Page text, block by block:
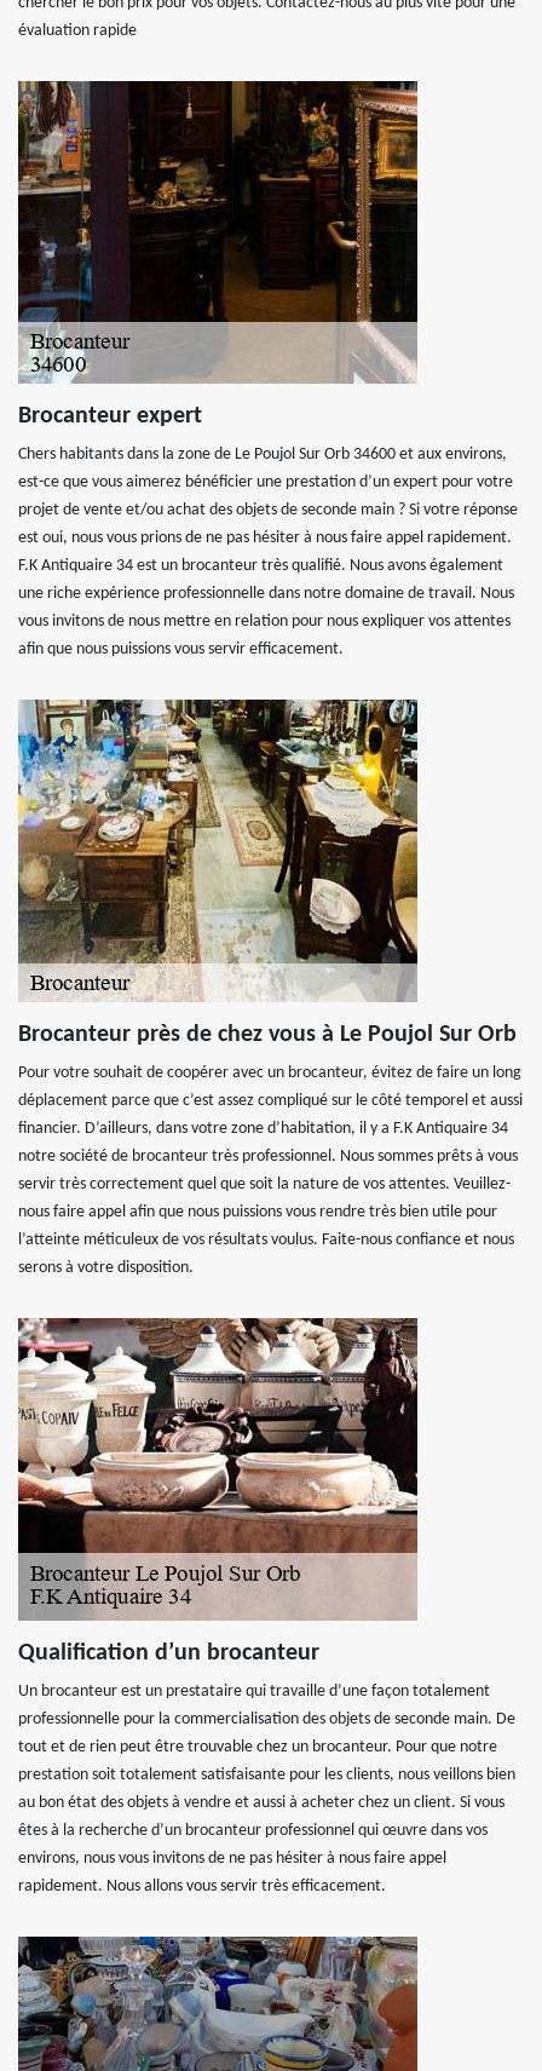
évaluation rapide
Brocanteur expert
Chers habitants dans la zone de Le Poujol Sur Orb 34600 et aux environs,
est-ce que vous aimerez bénéficier une prestation d’un expert pour votre
projet de vente et/ou achat des objets de seconde main ? Si votre réponse
est oui, nous vous prions de ne pas hésiter à nous faire appel rapidement.
F.K Antiquaire 34 est un brocanteur très qualifié. Nous avons également
une riche expérience professionnelle dans notre domaine de travail. Nous
vous invitons de nous mettre en relation pour nous expliquer vos attentes
afin que nous puissions vous servir efficacement.
Brocanteur près de chez vous à Le Poujol Sur Orb
Pour votre souhait de coopérer avec un brocanteur, évitez de faire un long
déplacement parce que c’est assez compliqué sur le côté temporel et aussi
financier. D’ailleurs, dans votre zone d’habitation, il y a F.K Antiquaire 34
notre société de brocanteur très professionnel. Nous sommes prêts à vous
servir très correctement quel que soit la nature de vos attentes. Veuillez-
nous faire appel afin que nous puissions vous rendre très bien utile pour
l’atteinte méticuleux de vos résultats voulus. Faite-nous confiance et nous
serons à votre disposition.
Qualification d’un brocanteur
Un brocanteur est un prestataire qui travaille d’une façon totalement
professionnelle pour la commercialisation des objets de seconde main. De
tout et de rien peut être trouvable chez un brocanteur. Pour que notre
prestation soit totalement satisfaisante pour les clients, nous veillons bien
au bon état des objets à vendre et aussi à acheter chez un client. Si vous
êtes à la recherche d’un brocanteur professionnel qui œuvre dans vos
environs, nous vous invitons de ne pas hésiter à nous faire appel
rapidement. Nous allons vous servir très efficacement.